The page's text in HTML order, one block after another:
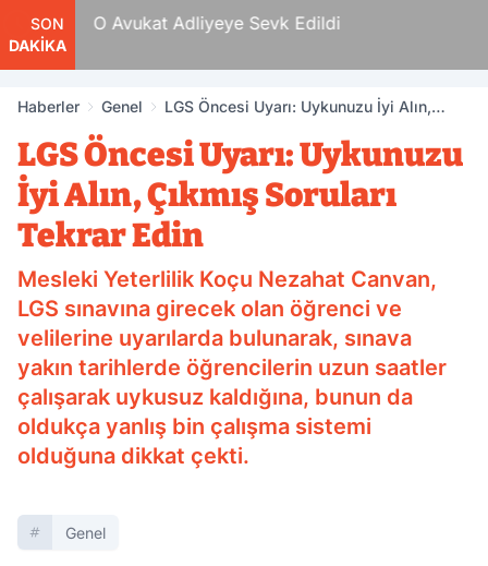
SON
DAKİKA
O Avukat Adliyeye Sevk Edildi
Haberler Genel
LGS Öncesi Uyarı: Uykunuzu İyi Alın,
LGS Öncesi Uyarı: Uykunuzu
İyi Alın, Çıkmış Soruları
Tekrar Edin
Mesleki Yeterlilik Koçu Nezahat Canvan,
LGS sınavına girecek olan öğrenci ve
velilerine uyarılarda bulunarak, sınava
yakın tarihlerde öğrencilerin uzun saatler
çalışarak uykusuz kaldığına, bunun da
oldukça yanlış bin çalışma sistemi
olduğuna dikkat çekti.
Genel